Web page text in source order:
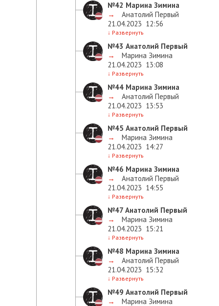
№42 Марина Зимина
→
Анатолий Первый
21.04.2023 12:56
↓ Развернуть
№43 Анатолий Первый
→
Марина Зимина
21.04.2023 13:08
↓ Развернуть
№44 Марина Зимина
→
Анатолий Первый
21.04.2023 13:53
↓ Развернуть
№45 Анатолий Первый
→
Марина Зимина
21.04.2023 14:27
↓ Развернуть
№46 Марина Зимина
→
Анатолий Первый
21.04.2023 14:55
↓ Развернуть
№47 Анатолий Первый
→
Марина Зимина
21.04.2023 15:21
↓ Развернуть
№48 Марина Зимина
→
Анатолий Первый
21.04.2023 15:32
↓ Развернуть
№49 Анатолий Первый
→
Марина Зимина